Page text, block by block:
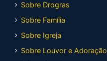
Sobre Drogras
Sobre Família
Sobre Igreja
Sobre Louvor e Adoração